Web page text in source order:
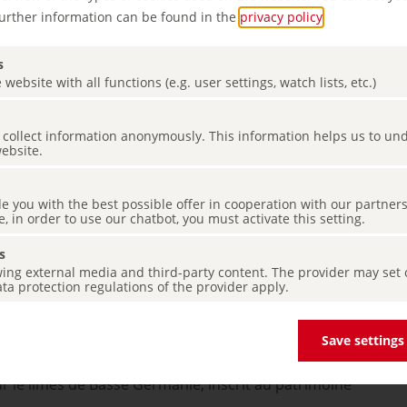
information can be found in the privacy policy
website with all functions (e.g. user settings, watch lists, etc.)
collect information anonymously. This information helps us to
you with the best possible offer in cooperation with our
in order to use our chatbot, you must activate this setting.
external media and third-party content. The provider may set
protection regulations of the provider apply.
Save settings
» sur Google
Xanten était l'un des sites romains les plus importants
visiter les vestiges de la ville romaine dans le parc
C'est le plus grand musée archéologique en plein
point fort pour les amateurs d'histoire. Les
de bâtiments romains montrent comment
province romaine. Les bâtiments spectaculaires sont
l'auberge et l'imposant mur de la ville avec ses
septembre, découvrez l'Antiquité en regardant et en
romains ou visitez le pavillon du limes et apprenez
le limes de Basse Germanie, inscrit au patrimoine